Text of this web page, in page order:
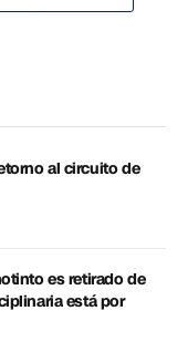
al circuito de
es retirado de
está por